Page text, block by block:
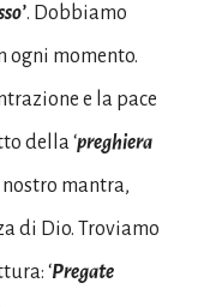
. Dobbiamo
ogni momento.
e la pace
della ‘preghiera
mantra,
di Dio. Troviamo
‘Pregate